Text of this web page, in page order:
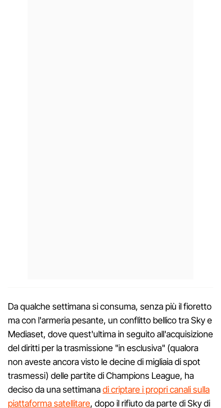
Da qualche settimana si consuma, senza più il fioretto
ma con l'armeria pesante, un conflitto bellico tra Sky e
Mediaset, dove quest'ultima in seguito all'acquisizione
del diritti per la trasmissione "in esclusiva" (qualora
non aveste ancora visto le decine di migliaia di spot
trasmessi) delle partite di Champions League, ha
deciso da una settimanadi criptare i propri canali sulla
piattaforma satellitare, dopo il rifiuto da parte di Sky di